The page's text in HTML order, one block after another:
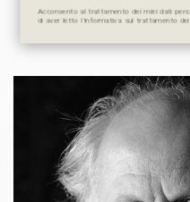
Acconsento al trattamento dei miei dati
di aver letto l’informativa sul trattamento dei